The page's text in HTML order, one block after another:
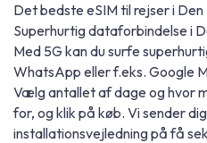
Det bedste eSIM til rejser i
Superhurtig dataforbindelse i
Med 5G kan du surfe
WhatsApp eller f.eks. Google
Vælg antallet af dage og hvor
for, og klik på køb. Vi sender
installationsvejledning på få